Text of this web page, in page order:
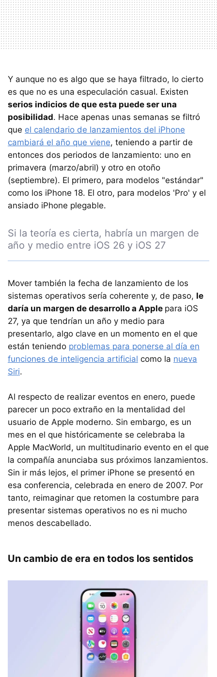
Y aunque no es algo que se haya filtrado, lo cierto
es que no es una especulación casual. Existen
serios indicios de que esta puede ser una
posibilidad. Hace apenas unas semanas se filtró
que el calendario de lanzamientos del iPhone
cambiará el año que viene, teniendo a partir de
entonces dos periodos de lanzamiento: uno en
primavera (marzo/abril) y otro en otoño
(septiembre). El primero, para modelos "estándar"
como los iPhone 18. El otro, para modelos 'Pro' y el
ansiado iPhone plegable.
Si la teoría es cierta, habría un margen de
año y medio entre iOS 26 y iOS 27
Mover también la fecha de lanzamiento de los
sistemas operativos sería coherente y, de paso, le
daría un margen de desarrollo a Apple para iOS
27, ya que tendrían un año y medio para
presentarlo, algo clave en un momento en el que
están teniendo problemas para ponerse al día en
funciones de inteligencia artificial como la nueva
Siri.
Al respecto de realizar eventos en enero, puede
parecer un poco extraño en la mentalidad del
usuario de Apple moderno. Sin embargo, es un
mes en el que históricamente se celebraba la
Apple MacWorld, un multitudinario evento en el que
la compañía anunciaba sus próximos lanzamientos.
Sin ir más lejos, el primer iPhone se presentó en
esa conferencia, celebrada en enero de 2007. Por
tanto, reimaginar que retomen la costumbre para
presentar sistemas operativos no es ni mucho
menos descabellado.
Un cambio de era en todos los sentidos